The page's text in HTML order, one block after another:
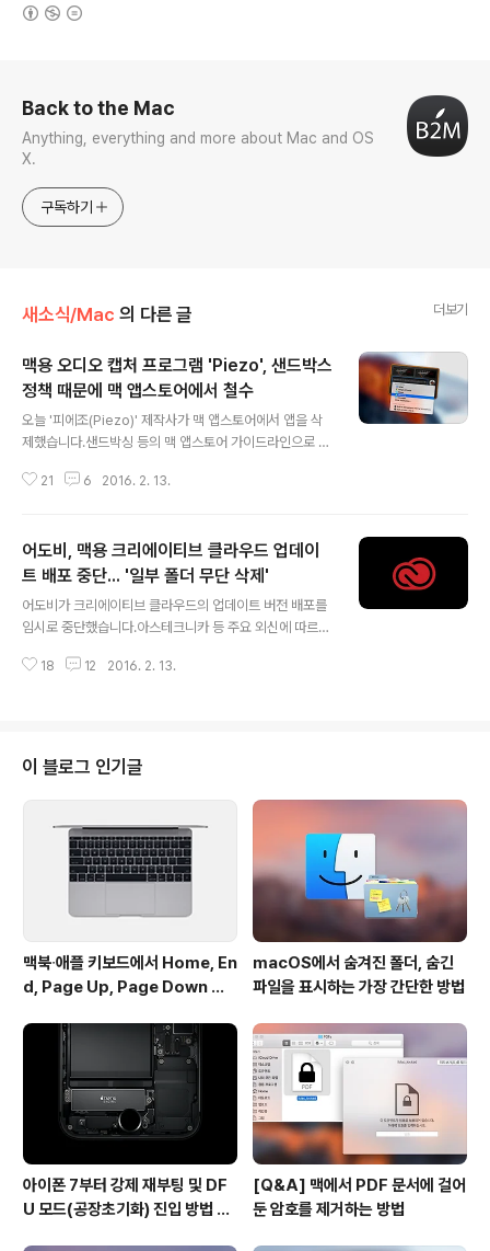
Back to the Mac
Anything, everything and more about Mac and OS
X.
구독하기
새소식/Mac 의 다른 글 더보기
맥용 오디오 캡처 프로그램 'Piezo', 샌드박스
정책 때문에 맥 앱스토어에서 철수
오늘 '피에조(Piezo)' 제작사가 맥 앱스토어에서 앱을 삭
제했습니다.샌드박싱 등의 맥 앱스토어 가이드라인으로 인
이에 그동안 맥 앱스토어에서 피에조를 구매한 사람은 제
오 소프트웨어 제작사인 '로그아모에바(Rogue Amoeb
a)'사가 만든 오디오 캡처 프로그램으로, 특정 응용 프로그
램에서 나는 소리를 녹음할 수 있는 기능을 갖추고 있습니
다. 제작사의 다른 오디오 캡처 프로그램인 '오디오하이잭
용하기 쉬운 인터페이스에 충실한 녹음 기능을 강점으로
21 6 2016. 2. 13.
어도비, 맥용 크리에이티브 클라우드 업데이
트 배포 중단... '일부 폴더 무단 삭제'
어도비가 크리에이티브 클라우드의 업데이트 버전 배포를
임시로 중단했습니다.아스테크니카 등 주요 외신에 따르면
개선하고자 12일 오후(현지시각) 3.5.0.206 버전을 내놨
을 새 버전으로 업데이트한 직후 시동 디스크의 최상위 폴
더(디렉토리)에 있는 숨겨진 폴더가 사용자 동의 없이 삭제
되는 것입니다. 최상위 폴더에는 운영체제 구동에 필요한
시스템 파일을 비롯해, 서드파티 애플리케이션 실행에 필
요한 각종 폴더가 저장돼 있습니다. 업데이트 직후에는 문
제가 없더라도 계정을 로그아웃하면 동일한 문제..
18 12 2016. 2. 13.
이 블로그 인기글
맥북∙애플 키보드에서 Home, En
d, Page Up, Page Down 키
macOS에서 숨겨진 폴더, 숨긴
파일을 표시하는 가장 간단한 방법
아이폰 7부터 강제 재부팅 및 DF
U 모드(공장초기화) 진입 방법 변
[Q&A] 맥에서 PDF 문서에 걸어
둔 암호를 제거하는 방법